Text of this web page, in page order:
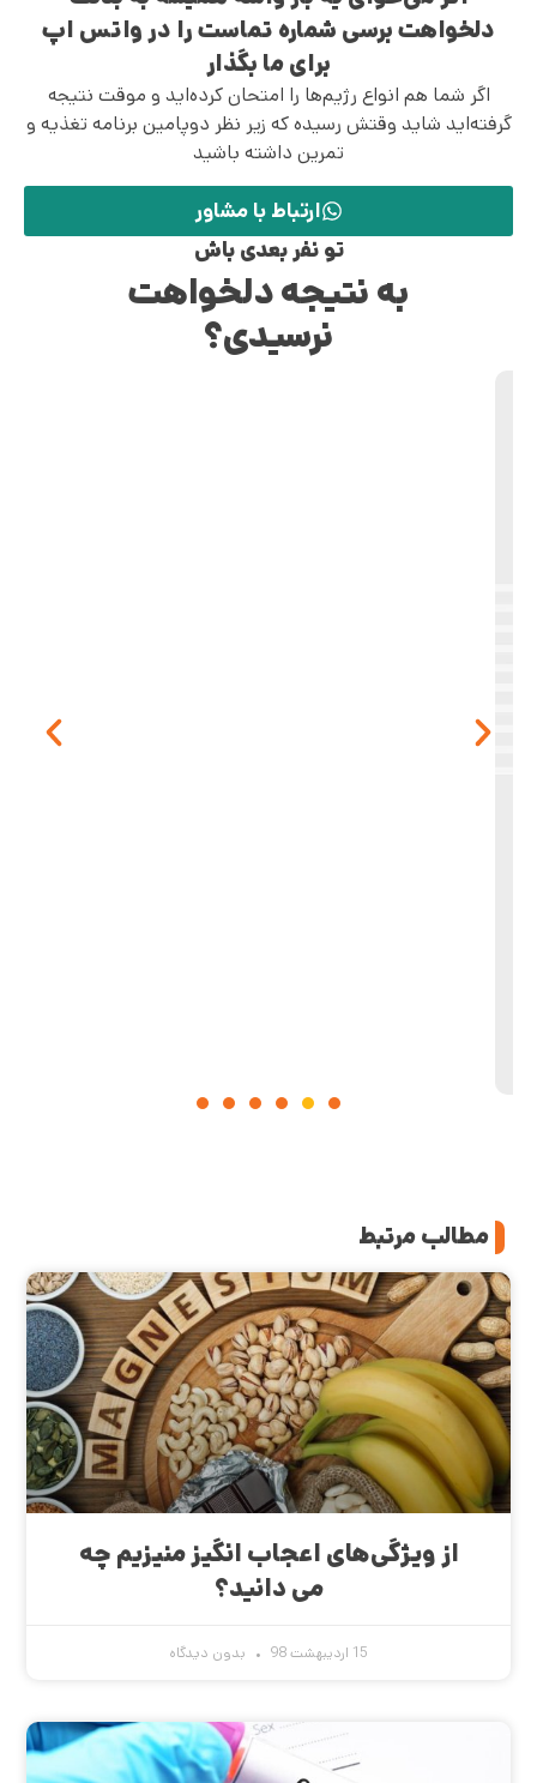
دلخواهت برسی شماره تماست را در واتس اپ
برای ما بگذار
اگر شما هم انواع رژیم‌ها را امتحان کرده‌اید و موقت نتیجه
گرفته‌اید شاید وقتش رسیده که زیر نظر دوپامین برنامه تغذیه و
تمرین داشته باشید
ارتباط با مشاور
تو نفر بعدی باش
به نتیجه دلخواهت
نرسیدی؟
مطالب مرتبط
از ویژگی‌های اعجاب انگیز منیزیم چه
می دانید؟
15 اردیبهشت 98 بدون دیدگاه